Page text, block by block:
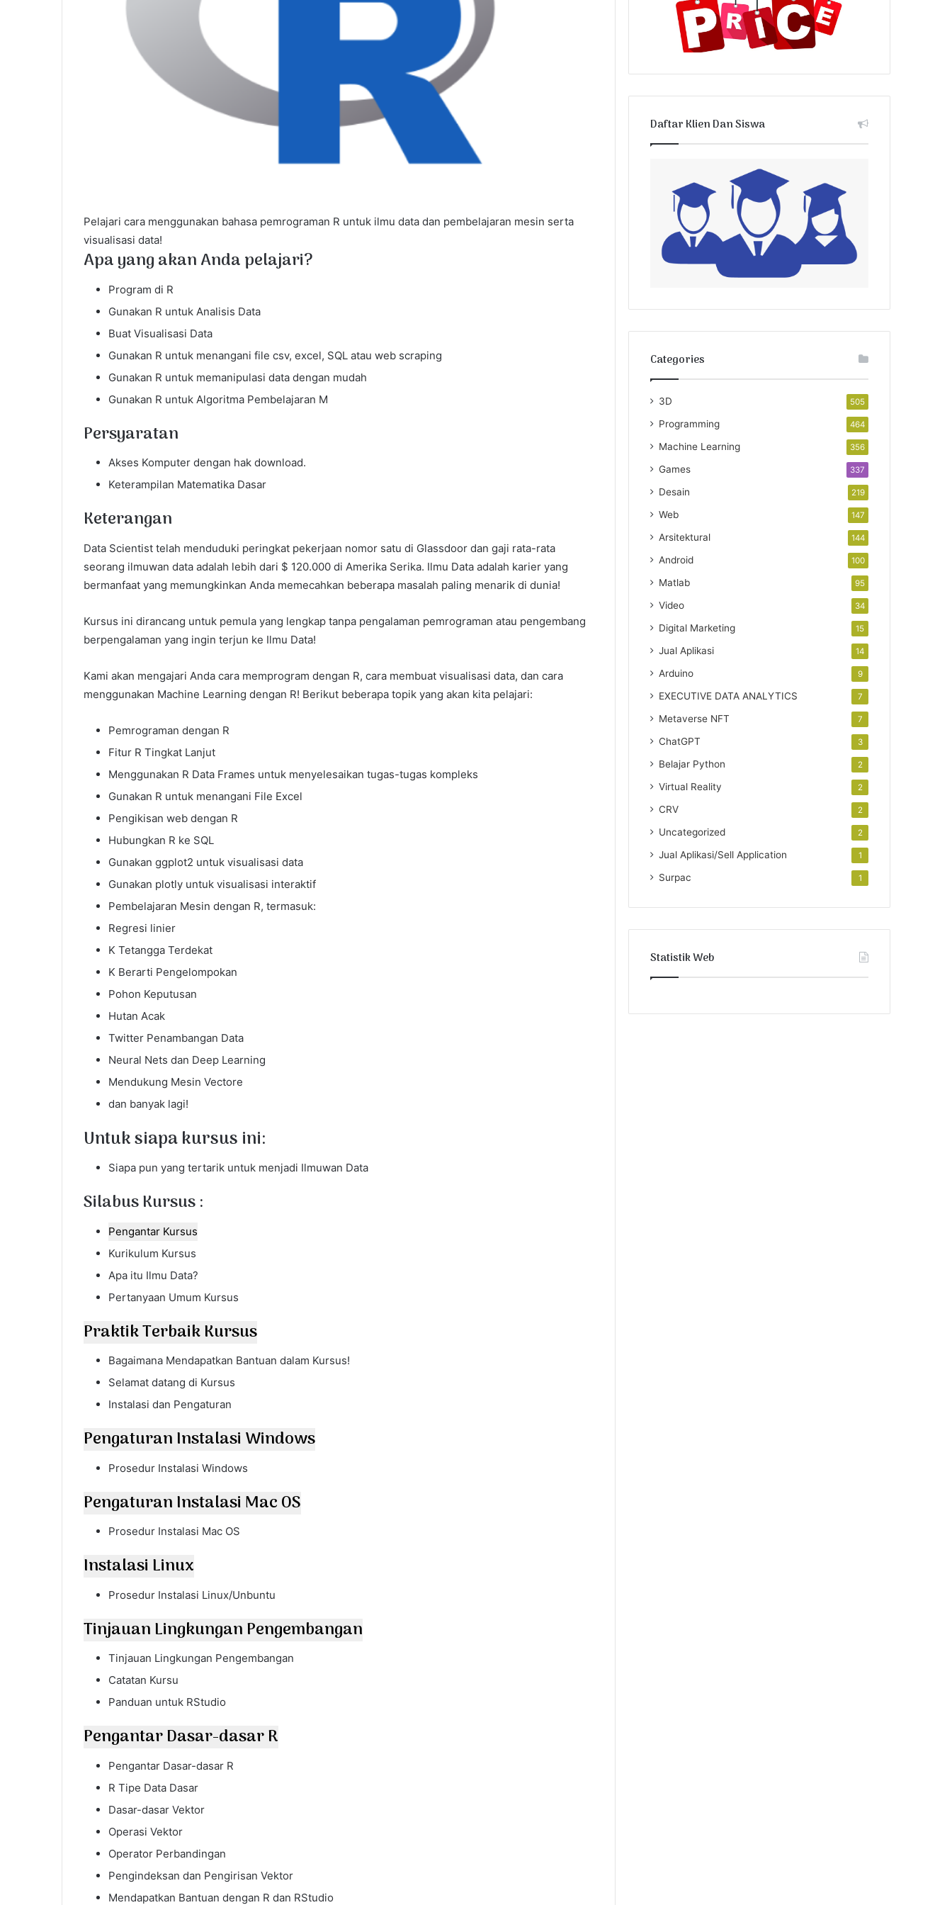
Pelajari cara menggunakan bahasa pemrograman R untuk ilmu data dan pembelajaran mesin serta
visualisasi data!
Apa yang akan Anda pelajari?
Program di R
Gunakan R untuk Analisis Data
Buat Visualisasi Data
Gunakan R untuk menangani file csv, excel, SQL atau web scraping
Gunakan R untuk memanipulasi data dengan mudah
Gunakan R untuk Algoritma Pembelajaran M
Persyaratan
Akses Komputer dengan hak download.
Keterampilan Matematika Dasar
Keterangan
Data Scientist telah menduduki peringkat pekerjaan nomor satu di Glassdoor dan gaji rata-rata
seorang ilmuwan data adalah lebih dari $ 120.000 di Amerika Serika. Ilmu Data adalah karier yang
bermanfaat yang memungkinkan Anda memecahkan beberapa masalah paling menarik di dunia!
Kursus ini dirancang untuk pemula yang lengkap tanpa pengalaman pemrograman atau pengembang
berpengalaman yang ingin terjun ke Ilmu Data!
Kami akan mengajari Anda cara memprogram dengan R, cara membuat visualisasi data, dan cara
menggunakan Machine Learning dengan R! Berikut beberapa topik yang akan kita pelajari:
Pemrograman dengan R
Fitur R Tingkat Lanjut
Menggunakan R Data Frames untuk menyelesaikan tugas-tugas kompleks
Gunakan R untuk menangani File Excel
Pengikisan web dengan R
Hubungkan R ke SQL
Gunakan ggplot2 untuk visualisasi data
Gunakan plotly untuk visualisasi interaktif
Pembelajaran Mesin dengan R, termasuk:
Regresi linier
K Tetangga Terdekat
K Berarti Pengelompokan
Pohon Keputusan
Hutan Acak
Twitter Penambangan Data
Neural Nets dan Deep Learning
Mendukung Mesin Vectore
dan banyak lagi!
Untuk siapa kursus ini:
Siapa pun yang tertarik untuk menjadi Ilmuwan Data
Silabus Kursus :
Pengantar Kursus
Kurikulum Kursus
Apa itu Ilmu Data?
Pertanyaan Umum Kursus
Praktik Terbaik Kursus
Bagaimana Mendapatkan Bantuan dalam Kursus!
Selamat datang di Kursus
Instalasi dan Pengaturan
Pengaturan Instalasi Windows
Prosedur Instalasi Windows
Pengaturan Instalasi Mac OS
Prosedur Instalasi Mac OS
Instalasi Linux
Prosedur Instalasi Linux/Unbuntu
Tinjauan Lingkungan Pengembangan
Tinjauan Lingkungan Pengembangan
Catatan Kursu
Panduan untuk RStudio
Pengantar Dasar-dasar R
Pengantar Dasar-dasar R
R Tipe Data Dasar
Dasar-dasar Vektor
Operasi Vektor
Operator Perbandingan
Pengindeksan dan Pengirisan Vektor
Mendapatkan Bantuan dengan R dan RStudio
Daftar Klien Dan Siswa
Categories
3D 505
Programming 464
Machine Learning 356
Games 337
Desain 219
Web 147
Arsitektural 144
Android 100
Matlab 95
Video 34
Digital Marketing 15
Jual Aplikasi 14
Arduino 9
EXECUTIVE DATA ANALYTICS 7
Metaverse NFT 7
ChatGPT 3
Belajar Python 2
Virtual Reality 2
CRV 2
Uncategorized 2
Jual Aplikasi/Sell Application 1
Surpac 1
Statistik Web